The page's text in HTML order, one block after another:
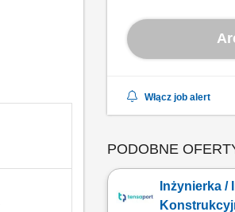
Włącz job alert
PODOBNE
Inżynierka /